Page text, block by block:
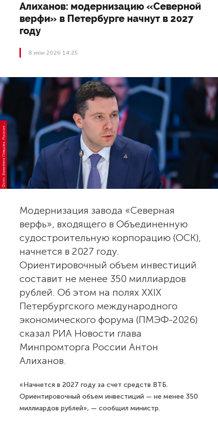
Алиханов: модернизацию «Северной
верфи» в Петербурге начнут в 2027
году
8 июн 2026 14:25
Ф
о
т
о:
В
а
л
е
н
т
и
н
а
П
е
в
ц
о
в
а,
Р
о
с
к
о
н
г
р
е
с
с
Модернизация завода «Северная
верфь», входящего в Объединенную
судостроительную корпорацию (ОСК),
начнется в 2027 году.
Ориентировочный объем инвестиций
составит не менее 350 миллиардов
рублей. Об этом на полях XXIX
Петербургского международного
экономического форума (ПМЭФ-2026)
сказал РИА Новости глава
Минпромторга России Антон
Алиханов.
«Начнется в 2027 году за счет средств ВТБ.
Ориентировочный объем инвестиций — не менее 350
миллиардов рублей», — сообщил министр.